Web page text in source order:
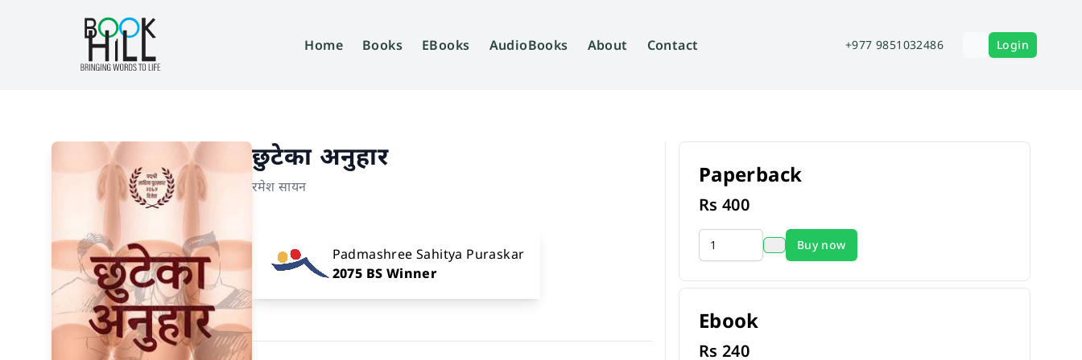
Home Books EBooks AudioBooks About Contact +977 9851032486 Login
छुटेका अनुहार
रमेश सायन
Padmashree Sahitya Puraskar
2075 BS Winner
Paperback
Rs400
Buy now
Ebook
Rs240